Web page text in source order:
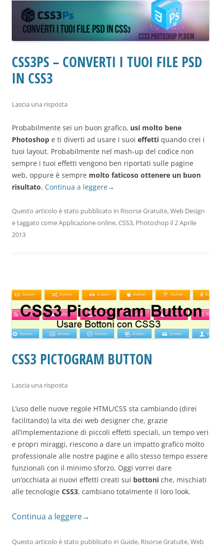
CSS3PS – CONVERTI I TUOI FILE PSD
IN CSS3
Lascia una risposta
Probabilmente sei un buon grafico, usi molto bene
Photoshop e ti diverti ad usare i suoi effetti quando crei i
tuoi layout. Probabilmente nel mash-up del codice non
sempre i tuoi effetti vengono ben riportati sulle pagine
web, oppure è sempre molto faticoso ottenere un buon
risultato. Continua a leggere→
Questo articolo è stato pubblicato in Risorse Gratuite,Web Design
e taggato comeApplicazione online,CSS3, Photoshop il2 Aprile
2013
CSS3 PICTOGRAM BUTTON
Lascia una risposta
L’uso delle nuove regole HTML/CSS sta cambiando (direi
facilitando) la vita dei web designer che, grazie
all’implementazione di piccoli effetti speciali, un tempo veri
e propri miraggi, riescono a dare un impatto grafico molto
professionale alle nostre pagine e allo stesso tempo essere
funzionali con il minimo sforzo. Oggi vorrei dare
un’occhiata ai nuovi effetti creati sui bottoni che, mischiati
alle tecnologie CSS3, cambiano totalmente il loro look.
Continua a leggere→
Questo articolo è stato pubblicato in Guide, Risorse Gratuite,Web